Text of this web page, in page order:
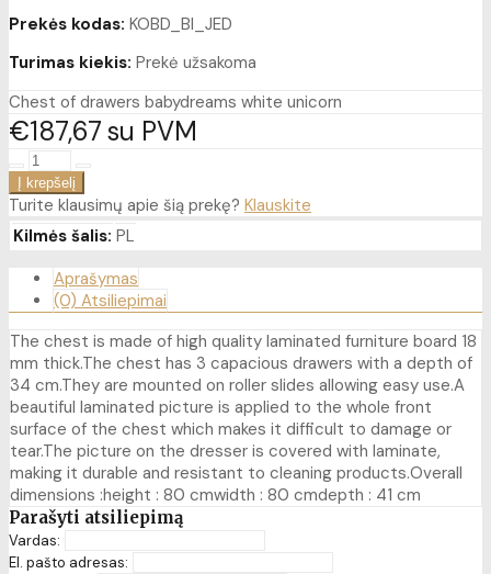
Prekės kodas: KOBD_BI_JED
Turimas kiekis: Prekė užsakoma
Chest of drawers babydreams white unicorn
€18767su PVM
Turite klausimų apie šią prekę? Klauskite
Kilmės šalis: PL
Aprašymas
(0) Atsiliepimai
The chest is made of high quality laminated furniture board 18
mm thick.The chest has 3 capacious drawers with a depth of
34 cm.They are mounted on roller slides allowing easy use.A
beautiful laminated picture is applied to the whole front
surface of the chest which makes it difficult to damage or
tear.The picture on the dresser is covered with laminate,
making it durable and resistant to cleaning products.Overall
dimensions :height : 80 cmwidth : 80 cmdepth : 41 cm
Parašyti atsiliepimą
Vardas:
El. pašto adresas: